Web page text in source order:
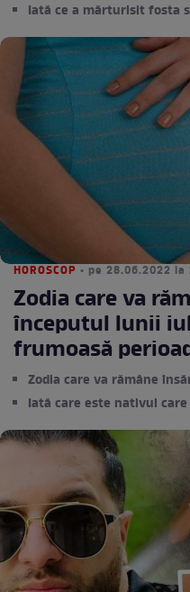
Iată ce a mărturisit fosta
HOROSCOP • pe 28.06.2022 la
Zodia care va
începutul lunii
frumoasă
Zodia care va rămâne
Iată care este nativul